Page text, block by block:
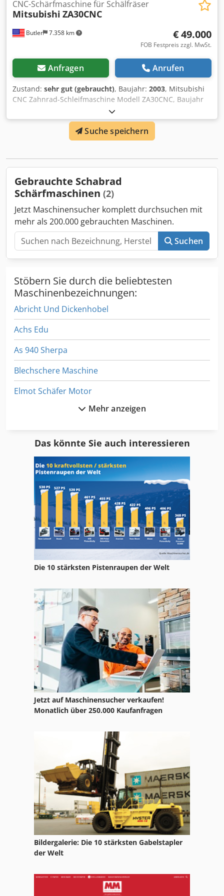
weiterreichendes Zubehör für die Maschine vorhanden,
also eine Investition als Zweitmaschine falls
Butler 7.358 km
CNC-Schärfmaschine für Schälfräser
Mitsubishi ZA30CNC
€ 49.000
FOB Festpreis zzgl. MwSt.
Anfragen Anrufen
Zustand: sehr gut (gebraucht), Baujahr: 2003, Mitsubishi
CNC Zahnrad-Schleifmaschine Modell ZA30CNC, Baujahr
2003, mit Fanuc Series 16i-M HMI, inklusive FN-0013
Staubabscheider, Spannung 200/220 Volt / 3-Phasen,
Gewicht 15.000 lbs. Dodpfx Aoywftkshmjwa
Suche speichern
Gebrauchte Schabrad
Schärfmaschinen (2)
Jetzt Maschinensucher komplett durchsuchen mit
mehr als 200.000 gebrauchten Maschinen.
Suchen
Stöbern Sie durch die beliebtesten
Maschinenbezeichnungen:
Abricht Und Dickenhobel
Achs Edu
As 940 Sherpa
Blechschere Maschine
Elmot Schäfer Motor
Nc Fräsmaschine
Schaeff
Schaeff Skb
Schaffer 9330 T
Schleifbock Mit Absaugung
Schliesing 235 Mx
Schlitz Und Zapfenmaschine
Schlosserei Maschinen
Schwenkbiegemaschine Manuell
Ssi Schäfer
Mehr anzeigen
Das könnte Sie auch interessieren
Die 10 stärksten Pistenraupen der Welt
Jetzt auf Maschinensucher verkaufen!
Monatlich über 250.000 Kaufanfragen
Bildergalerie: Die 10 stärksten Gabelstapler
der Welt